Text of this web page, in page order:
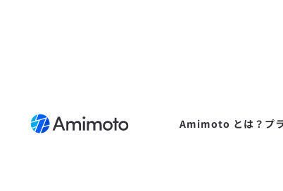
Amimoto とは？ プ